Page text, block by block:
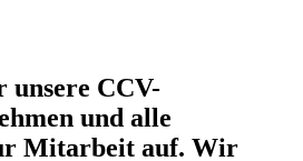
CCV-
und alle
Mitarbeit auf. Wir